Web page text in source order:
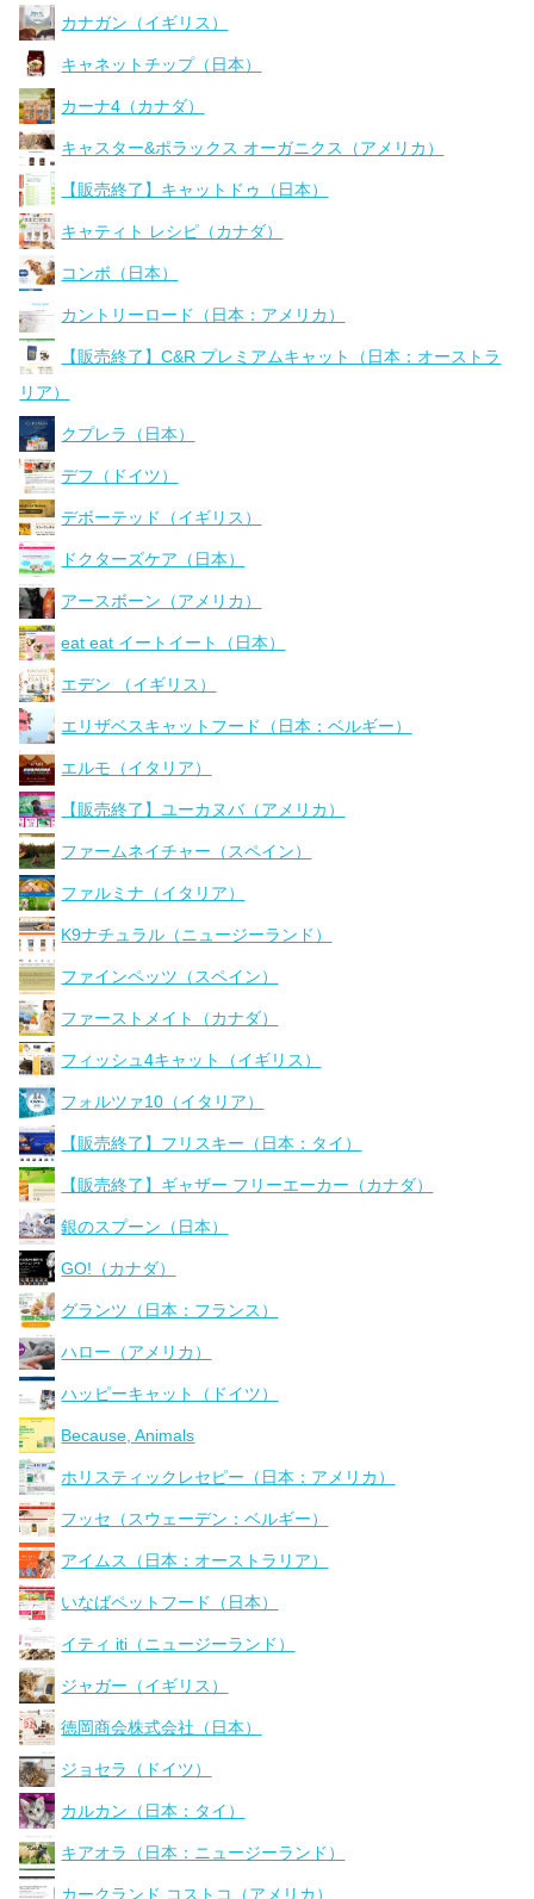
カナガン（イギリス）
キャネットチップ（日本）
カーナ4（カナダ）
キャスター&ポラックス オーガニクス（アメリカ）
【販売終了】キャットドゥ（日本）
キャティト レシピ（カナダ）
コンボ（日本）
カントリーロード（日本：アメリカ）
【販売終了】C&R プレミアムキャット（日本：オーストラ
リア）
クプレラ（日本）
デフ（ドイツ）
デボーテッド（イギリス）
ドクターズケア（日本）
アースボーン（アメリカ）
eat eat イートイート（日本）
エデン （イギリス）
エリザベスキャットフード（日本：ベルギー）
エルモ（イタリア）
【販売終了】ユーカヌバ（アメリカ）
ファームネイチャー（スペイン）
ファルミナ（イタリア）
K9ナチュラル（ニュージーランド）
ファインペッツ（スペイン）
ファーストメイト（カナダ）
フィッシュ4キャット（イギリス）
フォルツァ10（イタリア）
【販売終了】フリスキー（日本：タイ）
【販売終了】ギャザー フリーエーカー（カナダ）
銀のスプーン（日本）
GO!（カナダ）
グランツ（日本：フランス）
ハロー（アメリカ）
ハッピーキャット（ドイツ）
Because, Animals
ホリスティックレセピー（日本：アメリカ）
フッセ（スウェーデン：ベルギー）
アイムス（日本：オーストラリア）
いなばペットフード（日本）
イティ iti（ニュージーランド）
ジャガー（イギリス）
徳岡商会株式会社（日本）
ジョセラ（ドイツ）
カルカン（日本：タイ）
キアオラ（日本：ニュージーランド）
カークランド コストコ（アメリカ）